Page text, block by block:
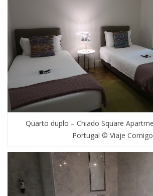
Quarto duplo – Chiado Square
Portugal © Viaje Comigo